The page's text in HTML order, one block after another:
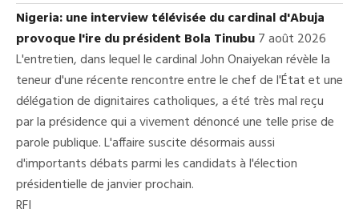
Nigeria: une interview télévisée du cardinal d'Abuja
provoque l'ire du président Bola Tinubu7 août 2026
L'entretien, dans lequel le cardinal John Onaiyekan révèle la
teneur d'une récente rencontre entre le chef de l'État et une
délégation de dignitaires catholiques, a été très mal reçu
par la présidence qui a vivement dénoncé une telle prise de
parole publique. L'affaire suscite désormais aussi
d'importants débats parmi les candidats à l'élection
présidentielle de janvier prochain.
RFI